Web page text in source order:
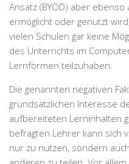
Ansatz (BYOD) aber
ermöglicht oder genutzt
vielen Schulen gar keine
des Unterrichts im
Lernformen teilzuhaben.
Die genannten negativen
grundsätzlichen Interesse
aufbereiteten Lerninhalten
befragten Lehrer kann sich
nur zu nutzen, sondern